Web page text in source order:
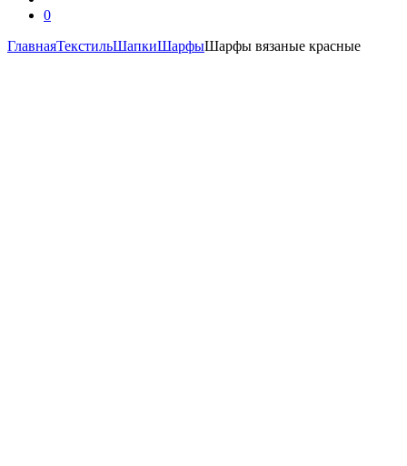
0
ГлавнаяТекстильШапкиШарфыШарфы вязаные красные